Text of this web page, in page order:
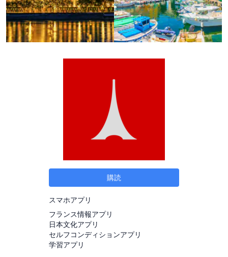
購読
スマホアプリ
フランス情報アプリ
日本文化アプリ
セルフコンディションアプリ
学習アプリ